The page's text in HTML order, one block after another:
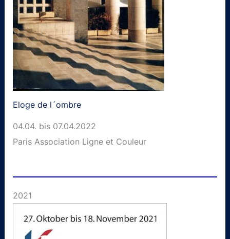
Eloge de l´ombre
04.04. bis 07.04.2022
Paris Association Ligne et Couleur
2021